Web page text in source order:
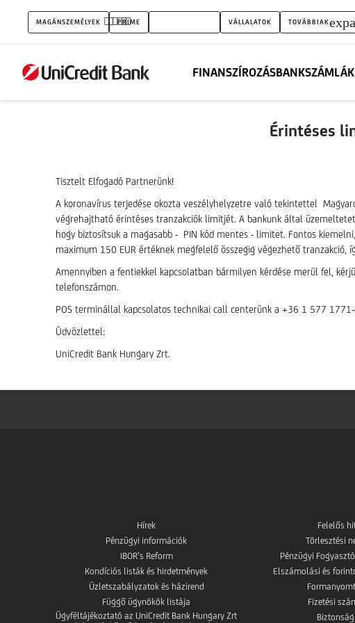
Érintéses
limit
emeléssel
kapcsolatos
MAGÁNSZEMÉLYEK PRIME VÁLLALATOK TOVÁBBIAK
FINANSZÍROZÁSBANKSZÁMLÁK
Érintéses
Tisztelt Elfogadó Partnerünk!
A koronavírus terjedése okozta veszélyhelyzetre való tekintettel
végrehajtható érintéses tranzakciók limitjét. A bankunk által
hogy biztosítsuk a magasabb - PIN kód mentes - limitet. Fontos
maximum 150 EUR értéknek megfelelő összegig végezhető
Amennyiben a fentiekkel kapcsolatban bármilyen kérdése merül fel,
telefonszámon.
POS terminállal kapcsolatos technikai call centerünk a +36 1 577
Üdvözlettel:
UniCredit Bank Hungary Zrt.
Hírek
Pénzügyi információk
IBOR’s Reform
Kondíciós listák és hirdetmények
Üzletszabályzatok és házirend
Függő ügynökök listája
Ügyféltájékoztató az UniCredit Bank Hungary Zrt
Felelős
Törlesztési
Pénzügyi
Elszámolási és
Fizetési